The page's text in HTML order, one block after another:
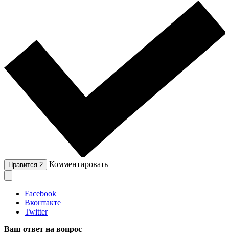
Нравится 2 Комментировать
Facebook
Вконтакте
Twitter
Ваш ответ на вопрос